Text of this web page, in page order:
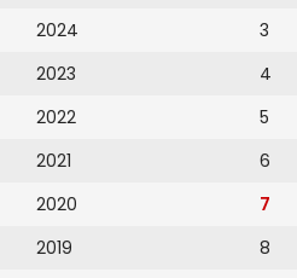
2024
2023
2022
2021
2020
2019
3
4
5
6
7
8